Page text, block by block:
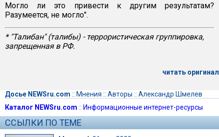
Могло ли это привести к другим результатам?
Разумеется, не могло".
* "Талибан" (талибы) - террористическая группировка,
запрещенная в РФ.
читать оригинал
Досье NEWSru.com :: Мнения :: Авторы :: Александр Шмелев
Каталог NEWSru.com :: Информационные интернет-ресурсы
ССЫЛКИ ПО ТЕМЕ